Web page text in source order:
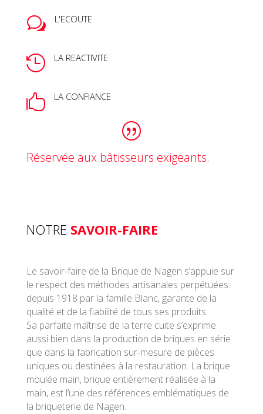
w L'ECOUTE
 LA REACTIVITE
 LA CONFIANCE
Réservée aux bâtisseurs exigeants.
NOTRE SAVOIR-FAIRE
Le savoir-faire de la Brique de Nagen s’appuie sur
le respect des méthodes artisanales perpétuées
depuis 1918 par la famille Blanc, garante de la
qualité et de la fiabilité de tous ses produits.
Sa parfaite maîtrise de la terre cuite s’exprime
aussi bien dans la production de briques en série
que dans la fabrication sur-mesure de pièces
uniques ou destinées à la restauration. La brique
moulée main, brique entièrement réalisée à la
main, est l’une des références emblématiques de
la briqueterie de Nagen.